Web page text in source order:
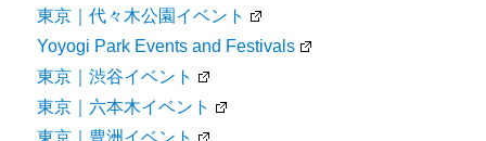
東京｜代々木公園イベント
Yoyogi Park Events and Festivals
東京｜渋谷イベント
東京｜六本木イベント
東京｜豊洲イベント